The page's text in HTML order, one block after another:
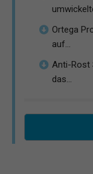
Ortega
auf...
Anti-Rost
das...